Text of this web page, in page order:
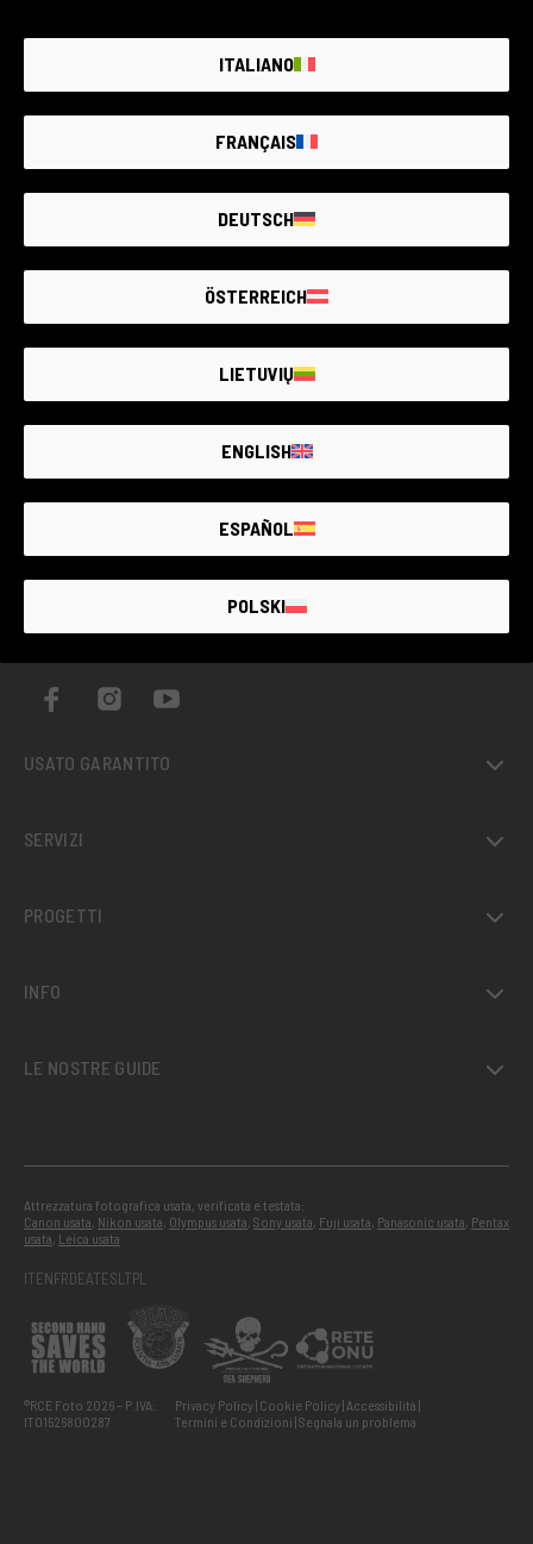
FOTOGRAFICO
GARANTITOD’ITALIA
USATO GARANTITO
SERVIZI
PROGETTI
INFO
LE NOSTRE GUIDE
Attrezzatura fotografica usata, verificata e testata:
Canon usata, Nikon usata, Olympus usata, Sony usata, Fuji usata, Panasonic usata, Pentax
usata, Leica usata
ITENFRDEATESLTPL
®RCE Foto 2026 – P.IVA:
IT01526800287
Privacy Policy Cookie Policy Accessibilità
Termini e Condizioni Segnala un problema
ITALIANO
FRANÇAIS
DEUTSCH
ÖSTERREICH
LIETUVIŲ
ENGLISH
ESPAÑOL
POLSKI